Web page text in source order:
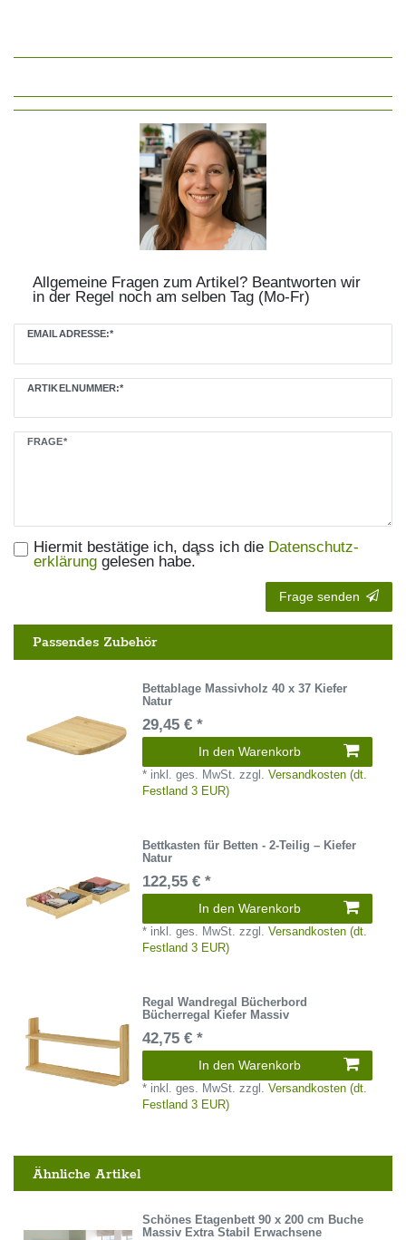
Allgemeine Fragen zum Artikel? Beantworten wir
in der Regel noch am selben Tag (Mo-Fr)
EMAILADRESSE:*
ARTIKELNUMMER:*
FRAGE*
Hiermit bestätige ich, dass ich die Daten­schutz­
erklärunggelesen habe.*
Ceres::Template.mailFormHoneypotLabel
Frage senden
Passendes Zubehör
Bettablage Massivholz 40 x 37 Kiefer
Natur
29,45 € *
In den Warenkorb
* inkl. ges. MwSt. zzgl.Versandkosten (dt.
Festland 3 EUR)
Bettkasten für Betten - 2-Teilig – Kiefer
Natur
122,55 € *
In den Warenkorb
* inkl. ges. MwSt. zzgl.Versandkosten (dt.
Festland 3 EUR)
Regal Wandregal Bücherbord
Bücherregal Kiefer Massiv
42,75 € *
In den Warenkorb
* inkl. ges. MwSt. zzgl.Versandkosten (dt.
Festland 3 EUR)
Ähnliche Artikel
Schönes Etagenbett 90 x 200 cm Buche
Massiv Extra Stabil Erwachsene